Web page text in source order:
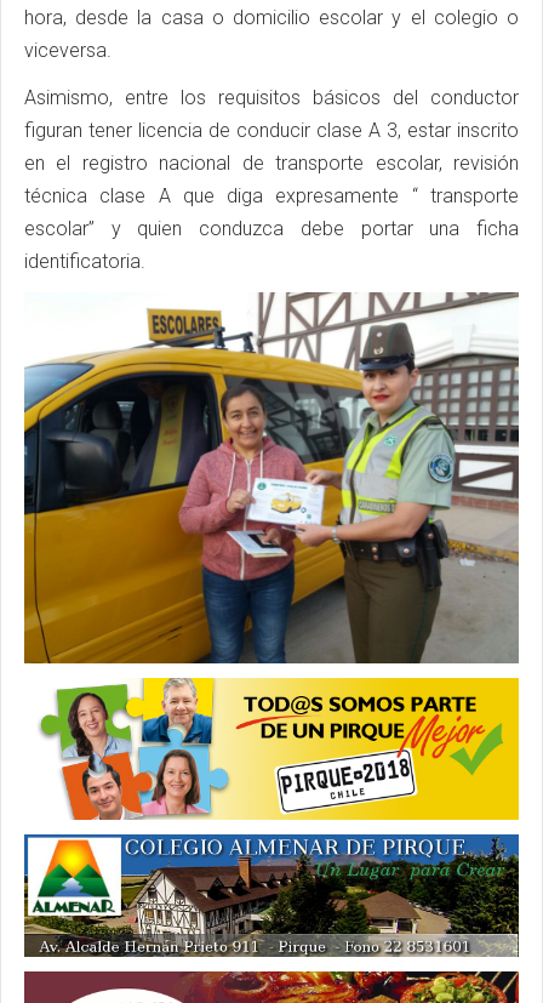
hora, desde la casa o domicilio escolar y el colegio o
viceversa.
Asimismo, entre los requisitos básicos del conductor
figuran tener licencia de conducir clase A 3, estar inscrito
en el registro nacional de transporte escolar, revisión
técnica clase A que diga expresamente “ transporte
escolar” y quien conduzca debe portar una ficha
identificatoria.